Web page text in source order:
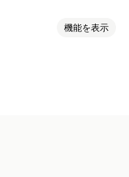
機能を表示